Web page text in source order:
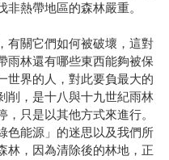
熱帶地區的森林嚴重。
有關它們如何被破壞，這對
雨林還有哪些東西能夠被保
世界的人，對此要負最大的
削，是十八與十九世紀雨林
只是以其他方式來進行。
色能源」的迷思以及我們所
林，因為清除後的林地，正